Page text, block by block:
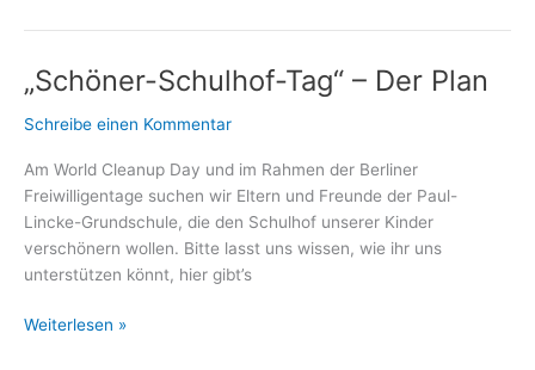
Oktober
–
Alle
„Schöner-Schulhof-Tag“ – Der Plan
Schreibe einen Kommentar
Am World Cleanup Day und im Rahmen der Berliner
Freiwilligentage suchen wir Eltern und Freunde der Paul-
Lincke-Grundschule, die den Schulhof unserer Kinder
verschönern wollen. Bitte lasst uns wissen, wie ihr uns
unterstützen könnt, hier gibt’s
„Schöner-
Weiterlesen »